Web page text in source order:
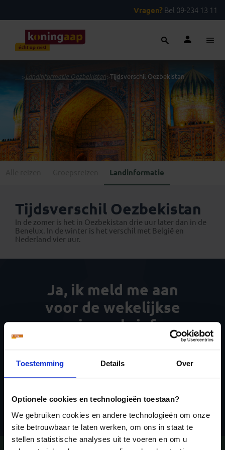
Toestemming Details Over
Optionele cookies en technologieën toestaan?
We gebruiken cookies en andere technologieën om onze
site betrouwbaar te laten werken, om ons in staat te
stellen statistische analyses uit te voeren en om u
Vragen? Bel 09-234 13 11
> Landinformatie Oezbekistan>Tijdsverschil Oezbekistan
Landinformatie
Tijdsverschil Oezbekistan
In de zomer is het in Oezbekistan drie uur later dan in de
Benelux. In de winter is het verschil met België en
Nederland vier uur.
Ja, ik meld me aan
voor de wekelijkse
nieuwsbrief
Inschrijven
Vragen?